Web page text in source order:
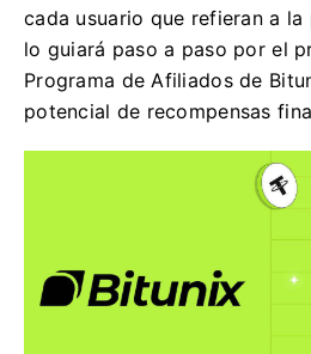
cada usuario que refieran a
lo guiará paso a paso por el
Programa de Afiliados de
potencial de recompensas